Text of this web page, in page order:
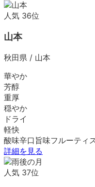
人気 36位
山本
秋田県 / 山本
華やか
芳醇
重厚
穏やか
ドライ
軽快
酸味辛口 旨味フルーティ
詳細を見る
人気 37位